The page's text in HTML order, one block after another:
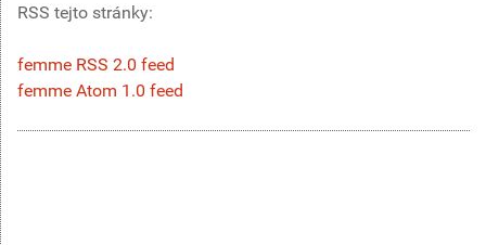
RSS tejto stránky:
femme RSS 2.0 feed
femme Atom 1.0 feed